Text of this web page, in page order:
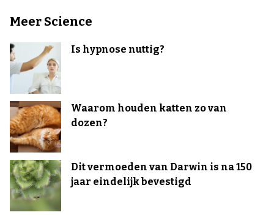
Meer Science
Is hypnose nuttig?
Waarom houden katten zo van
dozen?
Dit vermoeden van Darwin is na 150
jaar eindelijk bevestigd